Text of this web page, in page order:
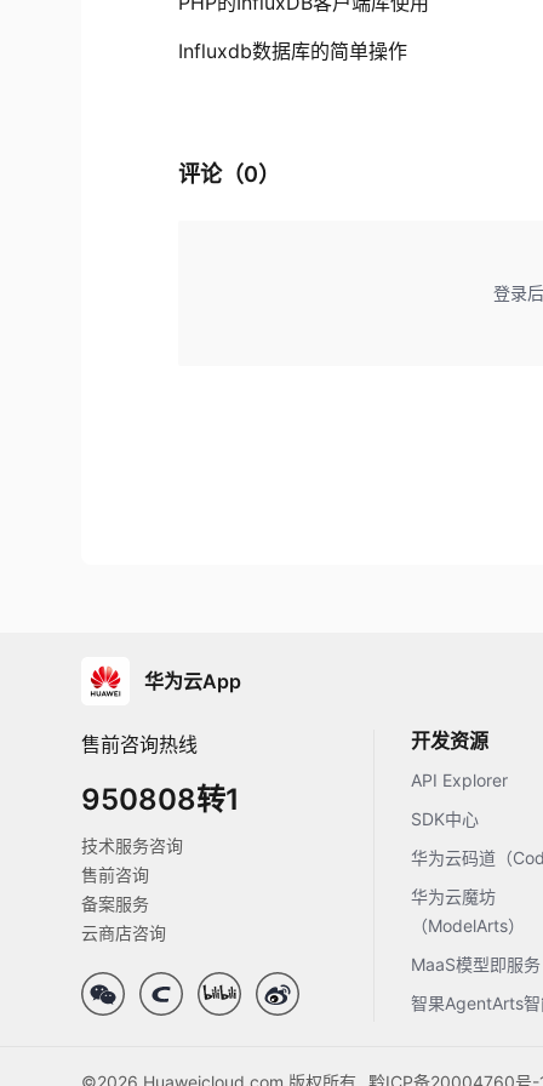
Influxdb数据库的简单操作
评论（0）
登录
华为云App
售前咨询热线
950808转1
技术服务咨询
售前咨询
备案服务
云商店咨询
开发资源
API Explorer
SDK中心
华为云码道（
华为云魔坊
（ModelArts）
MaaS模型即服务
智果AgentArts
©2026 Huaweicloud.com 版权所有 黔ICP备20004760号-